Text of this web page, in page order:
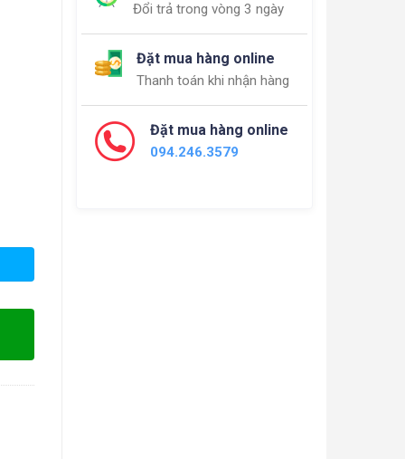
Đổi trả trong vòng 3 ngày
Đặt mua hàng online
Thanh toán khi nhận hàng
Đặt mua hàng online
094.246.3579